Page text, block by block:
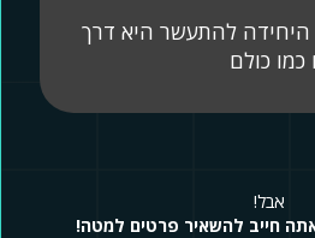
להתעשר היא דרך
כמו כולם
אבל!
חייב להשאיר פרטים למטה!